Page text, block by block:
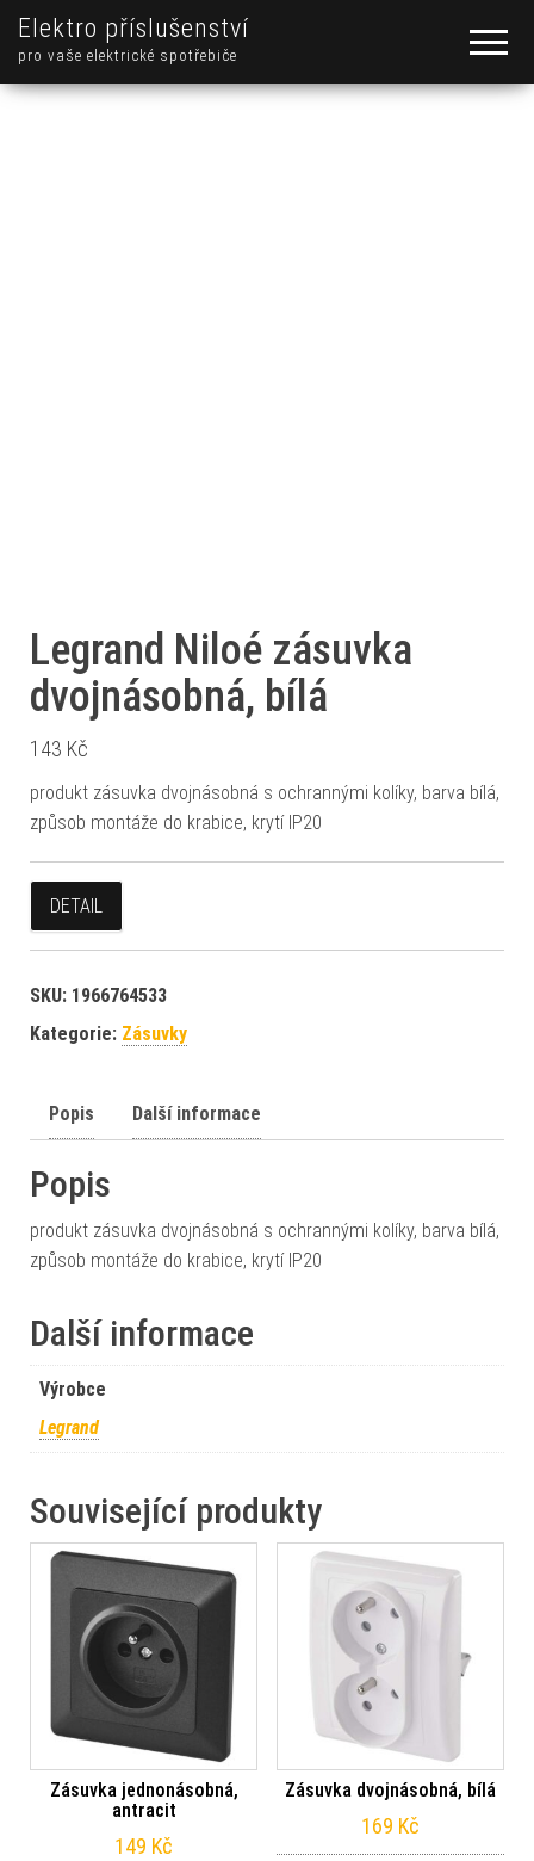
Elektro příslušenství
pro vaše elektrické spotřebiče
Legrand Niloé zásuvka
dvojnásobná, bílá
143 Kč
produkt zásuvka dvojnásobná s ochrannými kolíky, barva bílá,
způsob montáže do krabice, krytí IP20
DETAIL
SKU: 1966764533
Kategorie: Zásuvky
Popis Další informace
Popis
produkt zásuvka dvojnásobná s ochrannými kolíky, barva bílá,
způsob montáže do krabice, krytí IP20
Další informace
Výrobce
Legrand
Související produkty
Zásuvka jednonásobná,
antracit
149 Kč
Zásuvka dvojnásobná, bílá
169 Kč